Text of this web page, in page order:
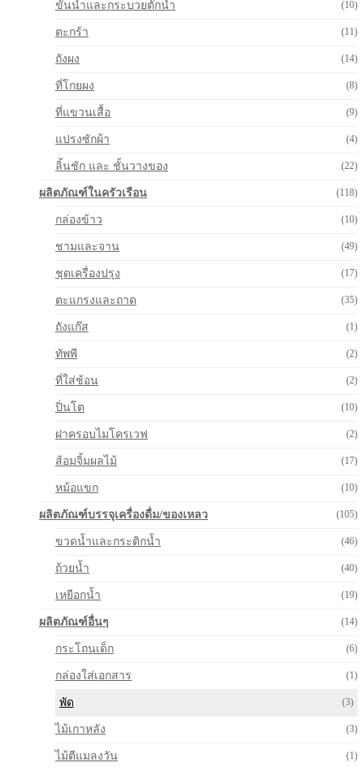
ขันน้ำและกระบวยตักน้ำ (10)
ตะกร้า (11)
ถังผง (14)
ที่โกยผง (8)
ที่แขวนเสื้อ (9)
แปรงซักผ้า (4)
ลิ้นชัก และ ชั้นวางของ (22)
ผลิตภัณฑ์ในครัวเรือน (118)
กล่องข้าว (10)
ชามและจาน (49)
ชุดเครื่องปรุง (17)
ตะแกรงและถาด (35)
ถังแก๊ส (1)
ทัพพี (2)
ที่ใส่ช้อน (2)
ปิ่นโต (10)
ฝาครอบไมโครเวฟ (2)
ส้อมจิ้มผลไม้ (17)
หม้อแขก (10)
ผลิตภัณฑ์บรรจุเครื่องดื่ม/ของเหลว (105)
ขวดน้ำและกระติกน้ำ (46)
ถ้วยน้ำ (40)
เหยือกน้ำ (19)
ผลิตภัณฑ์อื่นๆ (14)
กระโถนเด็ก (6)
กล่องใส่เอกสาร (1)
พัด (3)
ไม้เกาหลัง (3)
ไม้ตีแมลงวัน (1)